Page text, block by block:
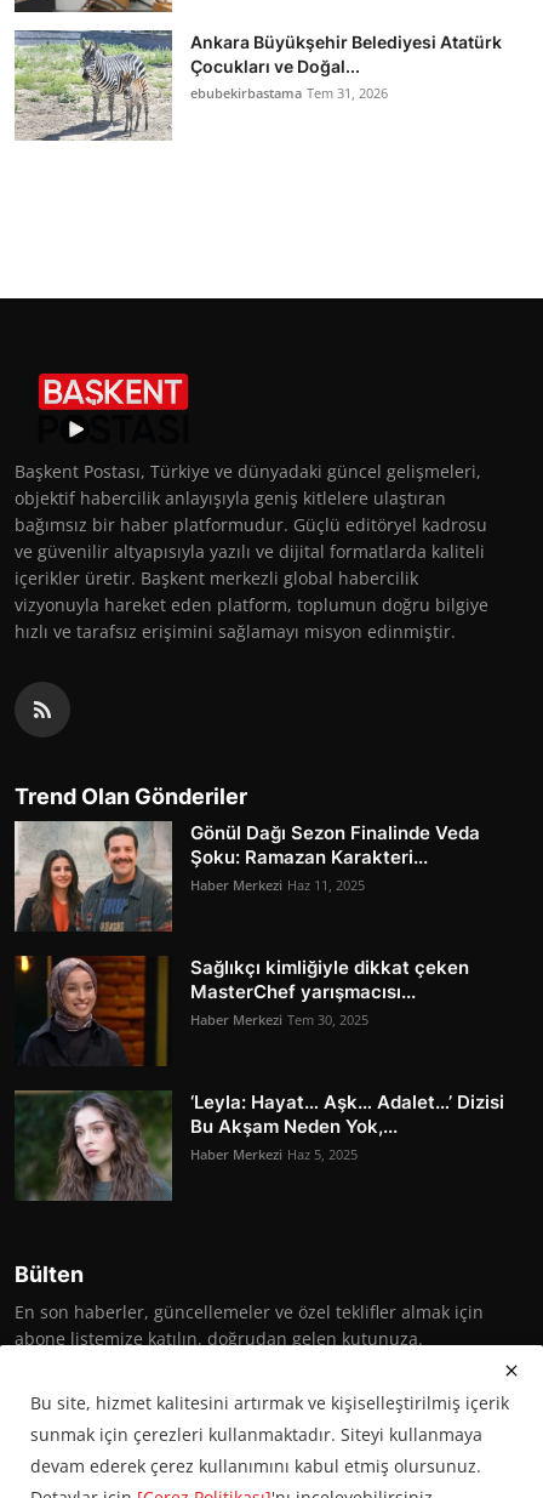
Ankara Büyükşehir Belediyesi Atatürk
Çocukları ve Doğal...
ebubekirbastama Tem 31, 2026
Başkent Postası, Türkiye ve dünyadaki güncel gelişmeleri,
objektif habercilik anlayışıyla geniş kitlelere ulaştıran
bağımsız bir haber platformudur. Güçlü editöryel kadrosu
ve güvenilir altyapısıyla yazılı ve dijital formatlarda kaliteli
içerikler üretir. Başkent merkezli global habercilik
vizyonuyla hareket eden platform, toplumun doğru bilgiye
hızlı ve tarafsız erişimini sağlamayı misyon edinmiştir.
Trend Olan Gönderiler
Gönül Dağı Sezon Finalinde Veda
Şoku: Ramazan Karakteri...
Haber Merkezi Haz 11, 2025
Sağlıkçı kimliğiyle dikkat çeken
MasterChef yarışmacısı...
Haber Merkezi Tem 30, 2025
‘Leyla: Hayat… Aşk… Adalet…’ Dizisi
Bu Akşam Neden Yok,...
Haber Merkezi Haz 5, 2025
Bülten
En son haberler, güncellemeler ve özel teklifler almak için
abone listemize katılın, doğrudan gelen kutunuza.
Abone Ol
Bu site, hizmet kalitesini artırmak ve kişiselleştirilmiş içerik
sunmak için çerezleri kullanmaktadır. Siteyi kullanmaya
devam ederek çerez kullanımını kabul etmiş olursunuz.